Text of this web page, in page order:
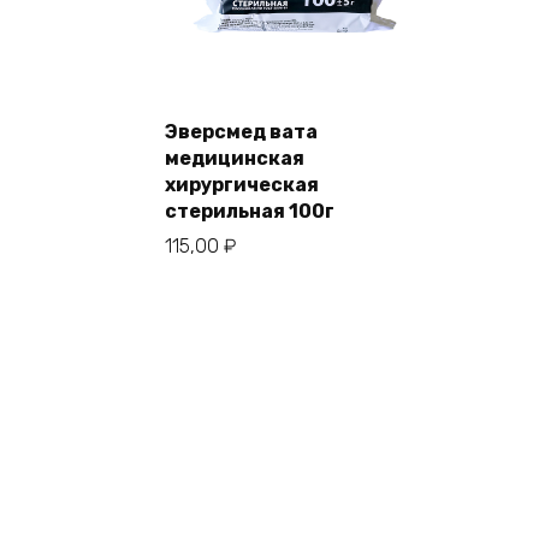
Эверсмед вата
медицинская
хирургическая
стерильная 100г
115,00 ₽